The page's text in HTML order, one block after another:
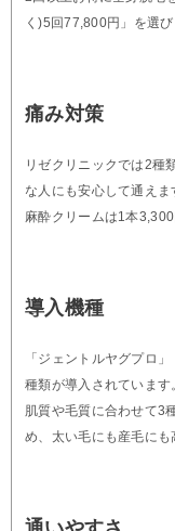
く)5回77,800円」を選び
痛み対策
リゼクリニックでは2種
な人にも安心して通えま
麻酔クリームは1本
導入機種
「ジェントルヤグプロ
種類が導入されています
肌質や毛質に合わせて3
め、太い毛にも産毛にも